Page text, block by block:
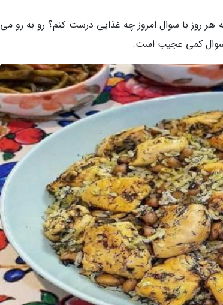
هر روز با سوال امروز چه غذایی درست کنم؟ رو به رو می
سوال کمی عجیب است.